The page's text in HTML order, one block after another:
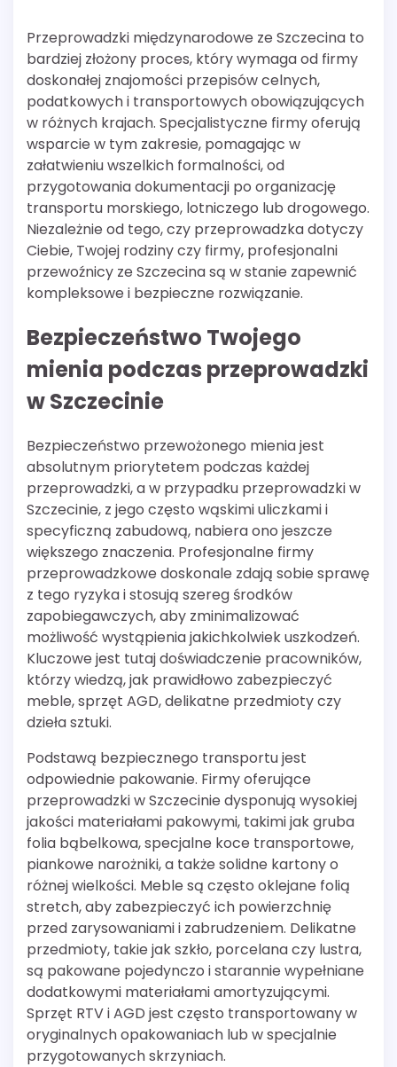
Przeprowadzki międzynarodowe ze Szczecina to
bardziej złożony proces, który wymaga od firmy
doskonałej znajomości przepisów celnych,
podatkowych i transportowych obowiązujących
w różnych krajach. Specjalistyczne firmy oferują
wsparcie w tym zakresie, pomagając w
załatwieniu wszelkich formalności, od
przygotowania dokumentacji po organizację
transportu morskiego, lotniczego lub drogowego.
Niezależnie od tego, czy przeprowadzka dotyczy
Ciebie, Twojej rodziny czy firmy, profesjonalni
przewoźnicy ze Szczecina są w stanie zapewnić
kompleksowe i bezpieczne rozwiązanie.
Bezpieczeństwo Twojego
mienia podczas przeprowadzki
w Szczecinie
Bezpieczeństwo przewożonego mienia jest
absolutnym priorytetem podczas każdej
przeprowadzki, a w przypadku przeprowadzki w
Szczecinie, z jego często wąskimi uliczkami i
specyficzną zabudową, nabiera ono jeszcze
większego znaczenia. Profesjonalne firmy
przeprowadzkowe doskonale zdają sobie sprawę
z tego ryzyka i stosują szereg środków
zapobiegawczych, aby zminimalizować
możliwość wystąpienia jakichkolwiek uszkodzeń.
Kluczowe jest tutaj doświadczenie pracowników,
którzy wiedzą, jak prawidłowo zabezpieczyć
meble, sprzęt AGD, delikatne przedmioty czy
dzieła sztuki.
Podstawą bezpiecznego transportu jest
odpowiednie pakowanie. Firmy oferujące
przeprowadzki w Szczecinie dysponują wysokiej
jakości materiałami pakowymi, takimi jak gruba
folia bąbelkowa, specjalne koce transportowe,
piankowe narożniki, a także solidne kartony o
różnej wielkości. Meble są często oklejane folią
stretch, aby zabezpieczyć ich powierzchnię
przed zarysowaniami i zabrudzeniem. Delikatne
przedmioty, takie jak szkło, porcelana czy lustra,
są pakowane pojedynczo i starannie wypełniane
dodatkowymi materiałami amortyzującymi.
Sprzęt RTV i AGD jest często transportowany w
oryginalnych opakowaniach lub w specjalnie
przygotowanych skrzyniach.